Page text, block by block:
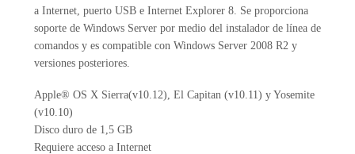
a Internet, puerto USB e Internet Explorer 8. Se proporciona
soporte de Windows Server por medio del instalador de línea de
comandos y es compatible con Windows Server 2008 R2 y
versiones posteriores.
Apple® OS X Sierra(v10.12), El Capitan (v10.11) y Yosemite
(v10.10)
Disco duro de 1,5 GB
Requiere acceso a Internet